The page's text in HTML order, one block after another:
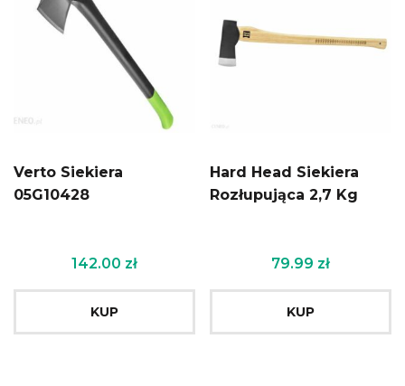
Verto Siekiera
05G10428
142.00 zł
KUP
Hard Head Siekiera
Rozłupująca 2,7 Kg
79.99 zł
KUP